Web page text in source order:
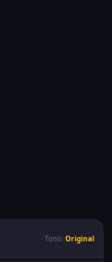
Tono: Original